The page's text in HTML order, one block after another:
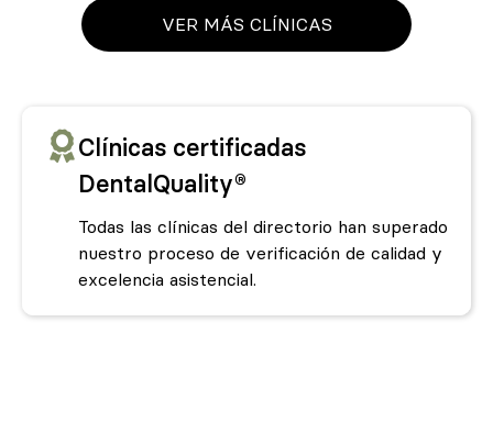
VER MÁS CLÍNICAS
Clínicas certificadas
DentalQuality®
Todas las clínicas del directorio han superado
nuestro proceso de verificación de calidad y
excelencia asistencial.